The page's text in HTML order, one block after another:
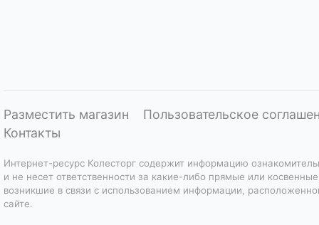
Разместить магазин
Пользовательское
Контакты
Интернет-ресурс Колесторг содержит информацию
и не несет ответственности за какие-либо прямые или
возникшие в связи с использованием информации,
сайте.